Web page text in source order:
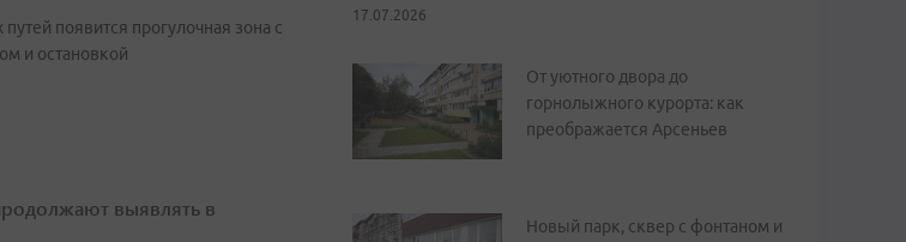
появится прогулочная зона с
и остановкой
выявлять в
17.07.2026
От уютного двора до
горнолыжного курорта: как
преображается Арсеньев
Новый парк, сквер с фонтаном и